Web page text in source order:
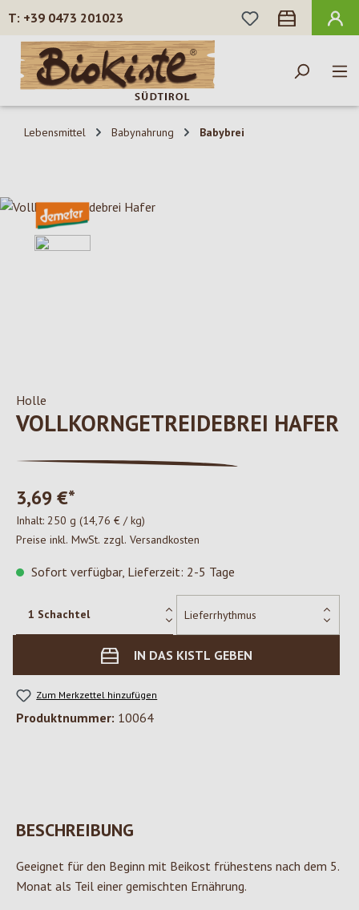
Zum Hauptinhalt springen
+39 0473 201023
DU HAST 0
Lebensmittel Babynahrung Babybrei
Bildergalerie überspringen
Holle
VOLLKORNGETREIDEBREI HAFER
3,69 €*
Inhalt: 250 g (14,76 € / kg)
Preise inkl. MwSt. zzgl. Versandkosten
Sofort verfügbar, Lieferzeit: 2-5 Tage
IN DAS KISTL GEBEN
Zum Merkzettel hinzufügen
Produktnummer: 10064
BESCHREIBUNG
Geeignet für den Beginn mit Beikost frühestens nach dem 5.
Monat als Teil einer gemischten Ernährung.